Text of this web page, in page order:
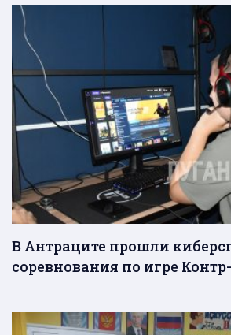
В Антраците прошли
соревнования по игре